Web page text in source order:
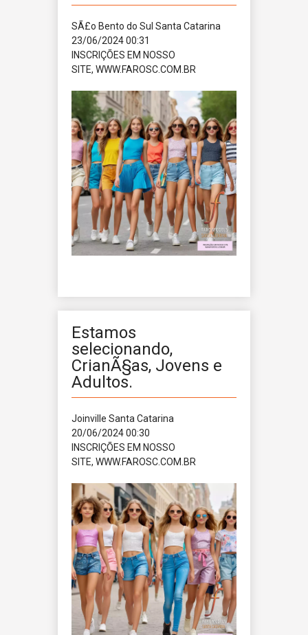
SÃ£o Bento do Sul Santa Catarina
23/06/2024 00:31
INSCRIÇÕES EM NOSSO
SITE, WWW.FAROSC.COM.BR
Estamos
selecionando,
CrianÃ§as, Jovens e
Adultos.
Joinville Santa Catarina
20/06/2024 00:30
INSCRIÇÕES EM NOSSO
SITE, WWW.FAROSC.COM.BR